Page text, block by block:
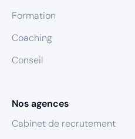
Formation
Coaching
Conseil
Nos agences
Cabinet de recrutement